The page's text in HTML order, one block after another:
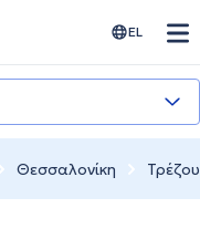
EL
Θεσσαλονίκη